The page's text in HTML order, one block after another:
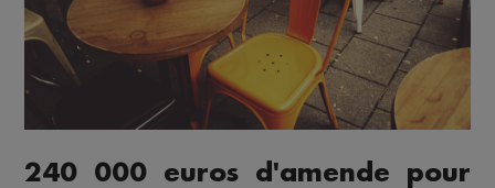
240 000 euros d'amende pour